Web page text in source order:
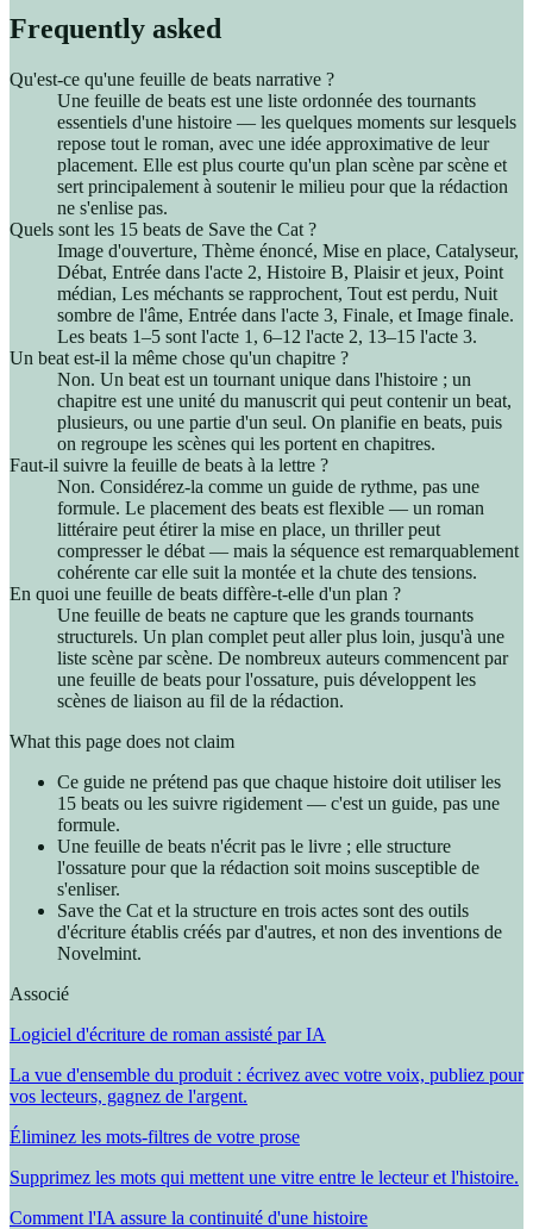
Frequently asked
Qu'est-ce qu'une feuille de beats narrative ?
Une feuille de beats est une liste ordonnée des tournants
essentiels d'une histoire — les quelques moments sur lesquels
repose tout le roman, avec une idée approximative de leur
placement. Elle est plus courte qu'un plan scène par scène et
sert principalement à soutenir le milieu pour que la rédaction
ne s'enlise pas.
Quels sont les 15 beats de Save the Cat ?
Image d'ouverture, Thème énoncé, Mise en place, Catalyseur,
Débat, Entrée dans l'acte 2, Histoire B, Plaisir et jeux, Point
médian, Les méchants se rapprochent, Tout est perdu, Nuit
sombre de l'âme, Entrée dans l'acte 3, Finale, et Image finale.
Les beats 1–5 sont l'acte 1, 6–12 l'acte 2, 13–15 l'acte 3.
Un beat est-il la même chose qu'un chapitre ?
Non. Un beat est un tournant unique dans l'histoire ; un
chapitre est une unité du manuscrit qui peut contenir un beat,
plusieurs, ou une partie d'un seul. On planifie en beats, puis
on regroupe les scènes qui les portent en chapitres.
Faut-il suivre la feuille de beats à la lettre ?
Non. Considérez-la comme un guide de rythme, pas une
formule. Le placement des beats est flexible — un roman
littéraire peut étirer la mise en place, un thriller peut
compresser le débat — mais la séquence est remarquablement
cohérente car elle suit la montée et la chute des tensions.
En quoi une feuille de beats diffère-t-elle d'un plan ?
Une feuille de beats ne capture que les grands tournants
structurels. Un plan complet peut aller plus loin, jusqu'à une
liste scène par scène. De nombreux auteurs commencent par
une feuille de beats pour l'ossature, puis développent les
scènes de liaison au fil de la rédaction.
What this page does not claim
Ce guide ne prétend pas que chaque histoire doit utiliser les
15 beats ou les suivre rigidement — c'est un guide, pas une
formule.
Une feuille de beats n'écrit pas le livre ; elle structure
l'ossature pour que la rédaction soit moins susceptible de
s'enliser.
Save the Cat et la structure en trois actes sont des outils
d'écriture établis créés par d'autres, et non des inventions de
Novelmint.
Associé
Logiciel d'écriture de roman assisté par IA
La vue d'ensemble du produit : écrivez avec votre voix, publiez pour
vos lecteurs, gagnez de l'argent.
Éliminez les mots-filtres de votre prose
Supprimez les mots qui mettent une vitre entre le lecteur et l'histoire.
Comment l'IA assure la continuité d'une histoire